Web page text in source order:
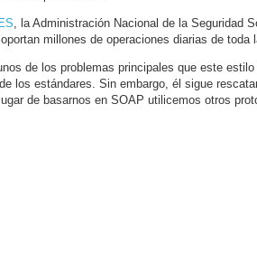
, la Administración Nacional de la Seguridad
millones de operaciones diarias de toda
de los problemas principales que este
los estándares. Sin embargo, él sigue
de basarnos en SOAP utilicemos otros